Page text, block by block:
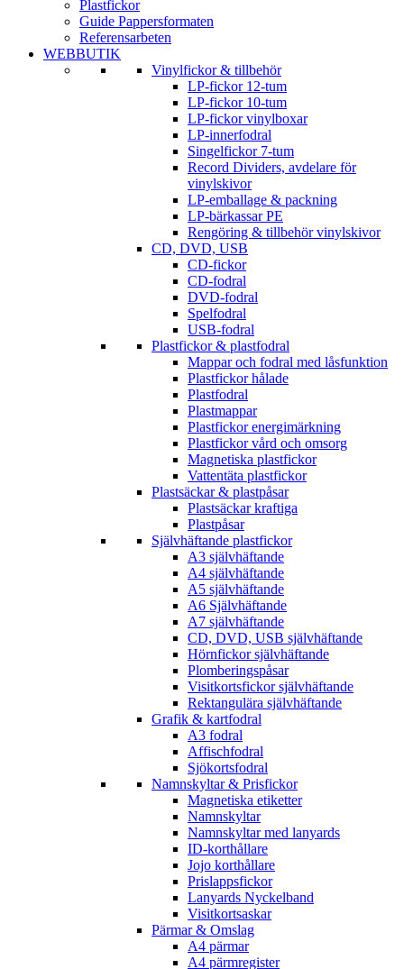
Plastfickor
Guide Pappersformaten
Referensarbeten
WEBBUTIK
Vinylfickor & tillbehör
LP-fickor 12-tum
LP-fickor 10-tum
LP-fickor vinylboxar
LP-innerfodral
Singelfickor 7-tum
Record Dividers, avdelare för
vinylskivor
LP-emballage & packning
LP-bärkassar PE
Rengöring & tillbehör vinylskivor
CD, DVD, USB
CD-fickor
CD-fodral
DVD-fodral
Spelfodral
USB-fodral
Plastfickor & plastfodral
Mappar och fodral med låsfunktion
Plastfickor hålade
Plastfodral
Plastmappar
Plastfickor energimärkning
Plastfickor vård och omsorg
Magnetiska plastfickor
Vattentäta plastfickor
Plastsäckar & plastpåsar
Plastsäckar kraftiga
Plastpåsar
Självhäftande plastfickor
A3 självhäftande
A4 självhäftande
A5 självhäftande
A6 Självhäftande
A7 självhäftande
CD, DVD, USB självhäftande
Hörnfickor självhäftande
Plomberingspåsar
Visitkortsfickor självhäftande
Rektangulära självhäftande
Grafik & kartfodral
A3 fodral
Affischfodral
Sjökortsfodral
Namnskyltar & Prisfickor
Magnetiska etiketter
Namnskyltar
Namnskyltar med lanyards
ID-korthållare
Jojo korthållare
Prislappsfickor
Lanyards Nyckelband
Visitkortsaskar
Pärmar & Omslag
A4 pärmar
A4 pärmregister